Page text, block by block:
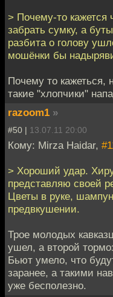
> Почему-то кажется
забрать сумку, а
разбита о голову
мошёнки бы
Почему то кажеться,
такие "хлопчики"
razoom1 »
#50 | 13.07.11 20:00
Кому: Mirza Haidar,
> Хороший удар.
представляю своей
Цветы в руке,
предвкушении.
Трое молодых
ушел, а второй
Бьют умело, что
заранее, а такими
уже бесполезно.